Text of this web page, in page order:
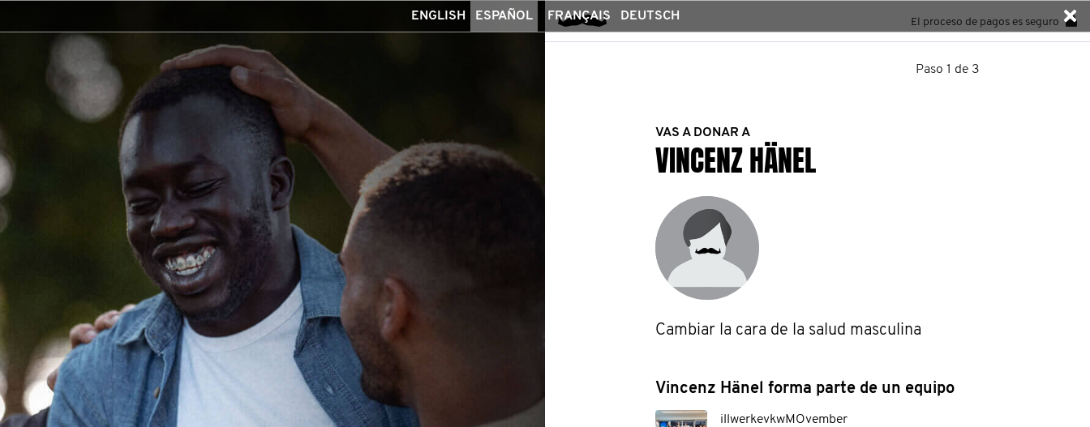
ENGLISH ESPAÑOL FRANÇAIS DEUTSCH El proceso de pagos es seguro
Paso 1 de 3
VAS A DONAR A
VINCENZ HÄNEL
Cambiar la cara de la salud masculina
Vincenz Hänel forma parte de un equipo
illwerkevkwMOvember